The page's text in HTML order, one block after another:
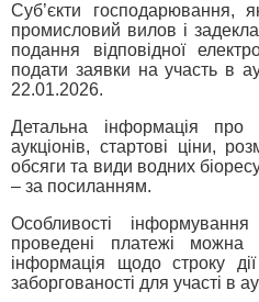
Суб’єкти господарювання,
промисловий вилов і
подання відповідної
подати заявки на участь в
22.01.2026.
Детальна інформація про
аукціонів, стартові ціни,
обсяги та види водних
– за посиланням.
Особливості
проведені платежі можна
інформація щодо строку дії
заборгованості для участі в